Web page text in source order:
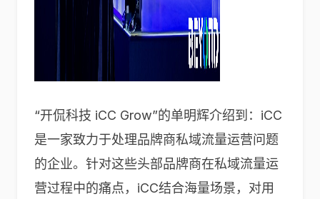
“开侃科技 iCC Grow”的单明辉介绍到：iCC
是一家致力于处理品牌商私域流量运营问题
的企业。针对这些头部品牌商在私域流量运
营过程中的痛点，iCC结合海量场景，对用